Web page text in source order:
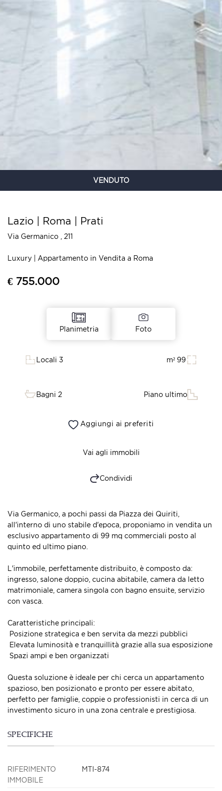
VENDUTO
Lazio | Roma | Prati
Via Germanico , 211
Luxury | Appartamento in Vendita a Roma
€ 755.000
Planimetria Foto
Locali 3 m² 99
Bagni 2 Piano ultimo
Aggiungi ai preferiti
Vai agli immobili
Condividi
Via Germanico, a pochi passi da Piazza dei Quiriti,
all'interno di uno stabile d'epoca, proponiamo in vendita un
esclusivo appartamento di 99 mq commerciali posto al
quinto ed ultimo piano.
L'immobile, perfettamente distribuito, è composto da:
ingresso, salone doppio, cucina abitabile, camera da letto
matrimoniale, camera singola con bagno ensuite, servizio
con vasca.
Caratteristiche principali:
 Posizione strategica e ben servita da mezzi pubblici
 Elevata luminosità e tranquillità grazie alla sua esposizione
 Spazi ampi e ben organizzati
Questa soluzione è ideale per chi cerca un appartamento
spazioso, ben posizionato e pronto per essere abitato,
perfetto per famiglie, coppie o professionisti in cerca di un
investimento sicuro in una zona centrale e prestigiosa.
SPECIFICHE
RIFERIMENTO
IMMOBILE
MTI-874